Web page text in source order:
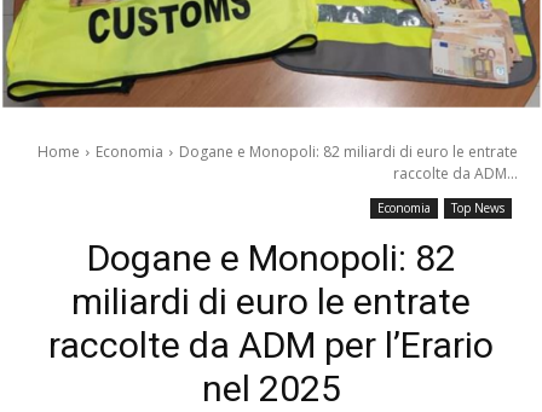
Home Economia
Dogane e Monopoli: 82 miliardi di euro le entrate
raccolte da ADM...
Economia Top News
Dogane e Monopoli: 82
miliardi di euro le entrate
raccolte da ADM per l’Erario
nel 2025